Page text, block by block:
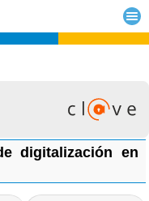
digitalización en